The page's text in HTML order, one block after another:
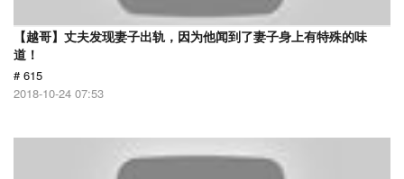
【越哥】丈夫发现妻子出轨，因为他闻到了妻子身上有特殊的味
道！
# 615
2018-10-24 07:53